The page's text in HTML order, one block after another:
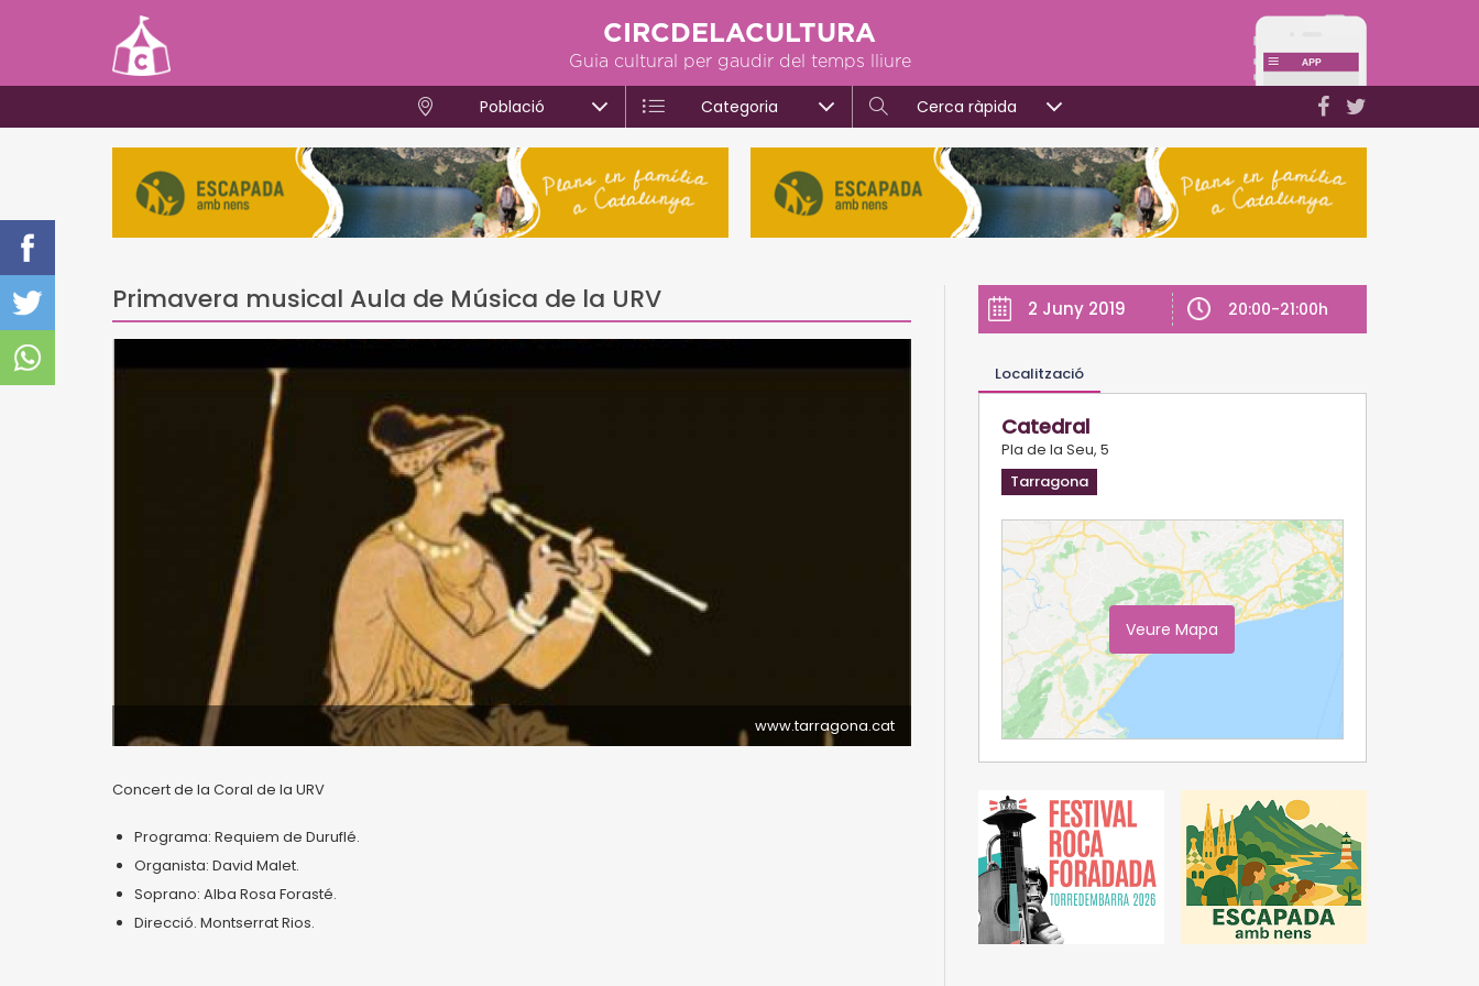
CIRCDELACULTURA
Guia cultural per gaudir del temps lliure
Població Categoria Cerca ràpida
Primavera musical Aula de Música de la URV
www.tarragona.cat
Concert de la Coral de la URV
Programa: Requiem de Duruflé.
Organista: David Malet.
Soprano: Alba Rosa Forasté.
Direcció. Montserrat Rios.
2 Juny 2019 20:00-21:00h
Localització
Catedral
Pla de la Seu, 5
Tarragona
Veure Mapa